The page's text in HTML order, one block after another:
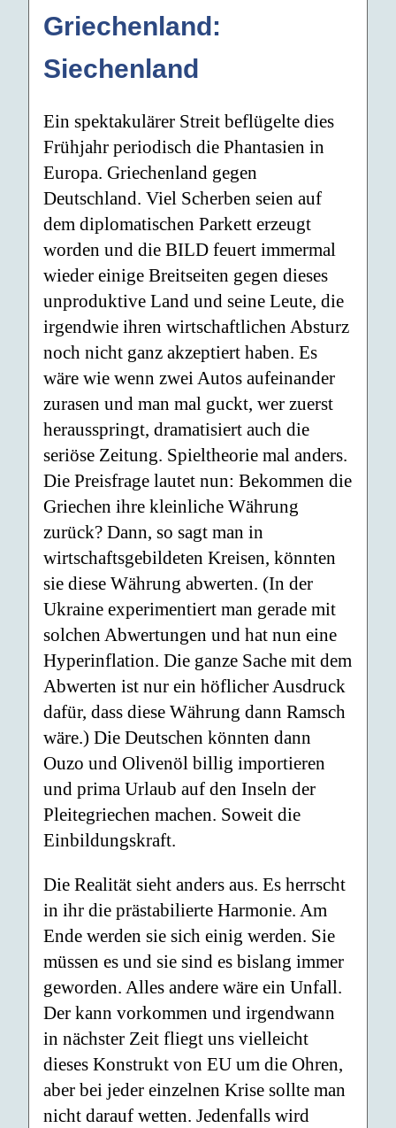
Griechenland:
Siechenland
Ein spektakulärer Streit beflügelte dies
Frühjahr periodisch die Phantasien in
Europa. Griechenland gegen
Deutschland. Viel Scherben seien auf
dem diplomatischen Parkett erzeugt
worden und die BILD feuert immermal
wieder einige Breitseiten gegen dieses
unproduktive Land und seine Leute, die
irgendwie ihren wirtschaftlichen Absturz
noch nicht ganz akzeptiert haben. Es
wäre wie wenn zwei Autos aufeinander
zurasen und man mal guckt, wer zuerst
herausspringt, dramatisiert auch die
seriöse Zeitung. Spieltheorie mal anders.
Die Preisfrage lautet nun: Bekommen die
Griechen ihre kleinliche Währung
zurück? Dann, so sagt man in
wirtschaftsgebildeten Kreisen, könnten
sie diese Währung abwerten. (In der
Ukraine experimentiert man gerade mit
solchen Abwertungen und hat nun eine
Hyperinflation. Die ganze Sache mit dem
Abwerten ist nur ein höflicher Ausdruck
dafür, dass diese Währung dann Ramsch
wäre.) Die Deutschen könnten dann
Ouzo und Olivenöl billig importieren
und prima Urlaub auf den Inseln der
Pleitegriechen machen. Soweit die
Einbildungskraft.
Die Realität sieht anders aus. Es herrscht
in ihr die prästabilierte Harmonie. Am
Ende werden sie sich einig werden. Sie
müssen es und sie sind es bislang immer
geworden. Alles andere wäre ein Unfall.
Der kann vorkommen und irgendwann
in nächster Zeit fliegt uns vielleicht
dieses Konstrukt von EU um die Ohren,
aber bei jeder einzelnen Krise sollte man
nicht darauf wetten. Jedenfalls wird